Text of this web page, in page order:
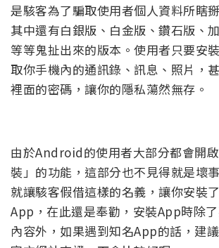
是駭客為了騙取使用者個人資料所瞎
其中還有白銀版、白金版、鑽石版、
等等鬼扯出來的版本。使用者只要安
取你手機內的通訊錄、訊息、照片，
裡面的密碼，讓你的隱私蕩然無存。
由於Android的使用者大部分都會開
裝」的功能，這部分也不見得就是壞
就讓駭客假借這樣的名義，讓你安裝
App，在此還是奉勸，安裝App時除
內容外，如果遇到知名App的話，建